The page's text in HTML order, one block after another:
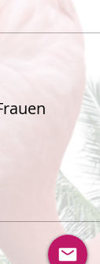
deinem
nur
Dich grad
beidseitig